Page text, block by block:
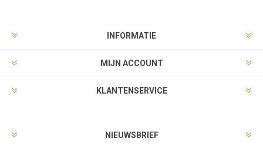
INFORMATIE
MIJN ACCOUNT
KLANTENSERVICE
NIEUWSBRIEF